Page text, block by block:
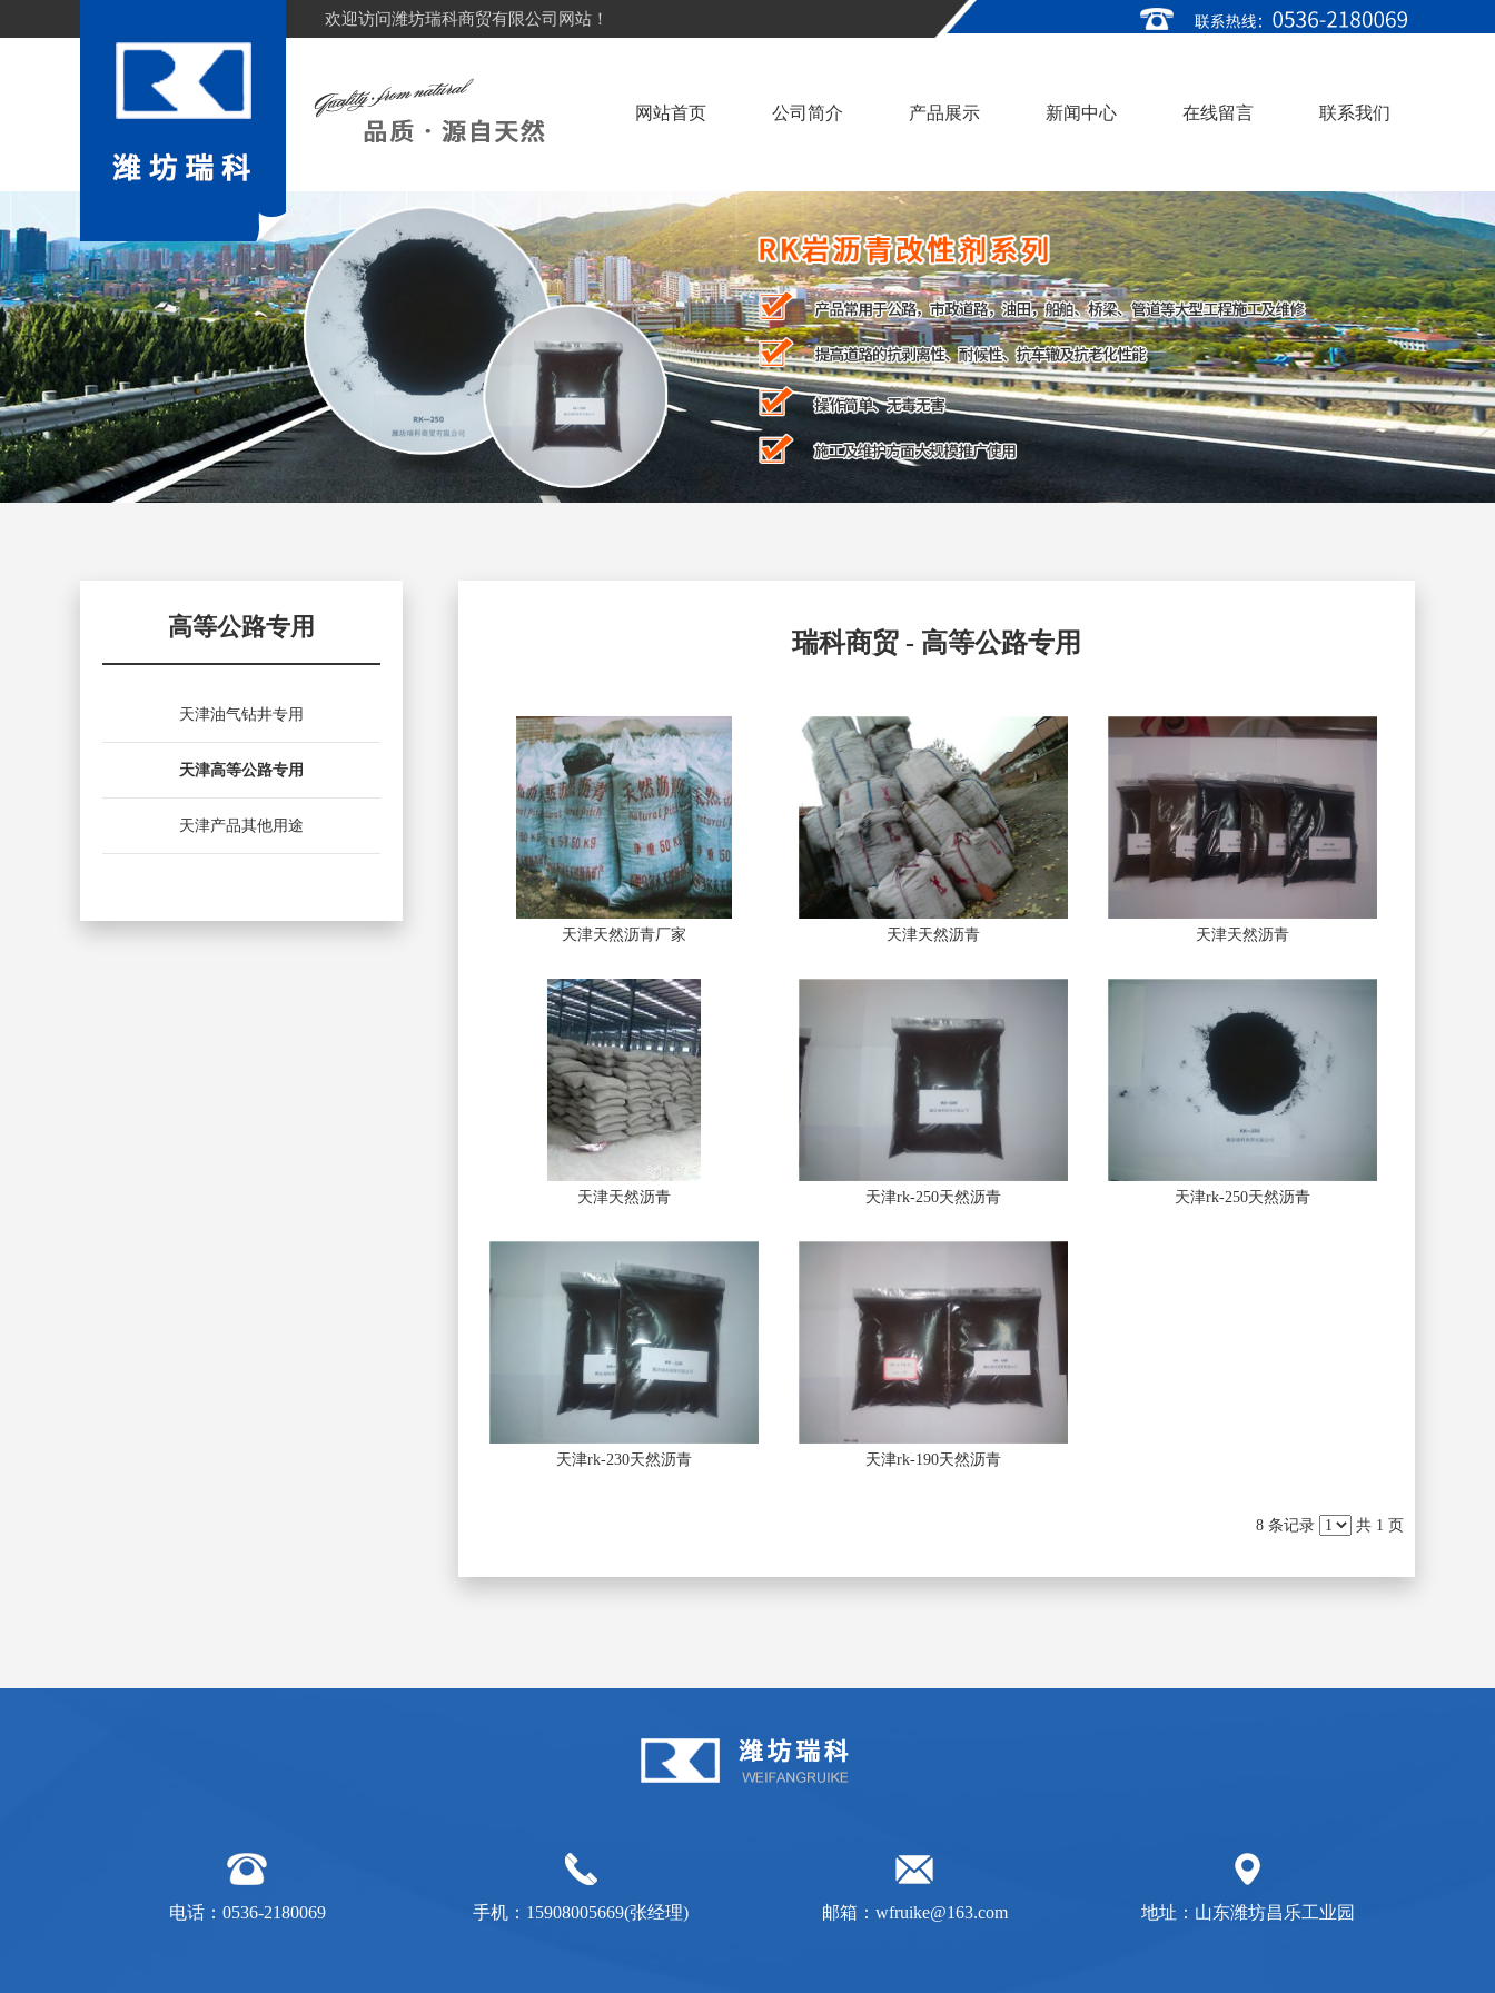
欢迎访问潍坊瑞科商贸有限公司网站！
网站首页 公司简介 产品展示 新闻中心 在线留言 联系我们
高等公路专用
天津油气钻井专用
天津高等公路专用
天津产品其他用途
瑞科商贸 - 高等公路专用
天津天然沥青厂家 天津天然沥青 天津天然沥青
天津天然沥青 天津rk-250天然沥青 天津rk-250天然沥青
天津rk-230天然沥青 天津rk-190天然沥青
8 条记录 共 1 页
电话：0536-2180069 手机：15908005669(张经理) 邮箱：wfruike@163.com 地址：山东潍坊昌乐工业园